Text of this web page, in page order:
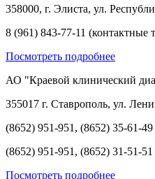
358000, г. Элиста, ул.
8 (961) 843-77-11 (контактные
Посмотреть подробнее
АО "Краевой клинический
355017 г. Ставрополь, ул.
(8652) 951-951, (8652) 35-61-
(8652) 951-951, (8652) 31-51-
Посмотреть подробнее